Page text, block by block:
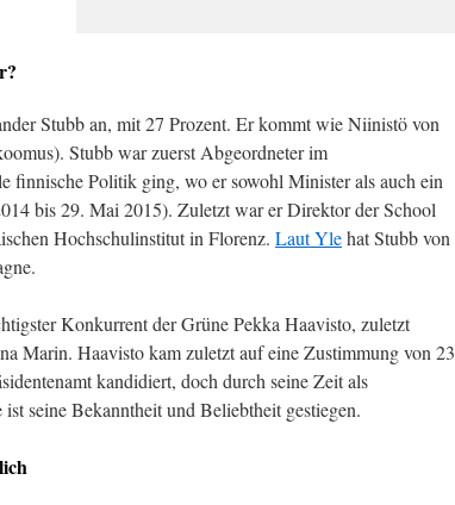
Stubb an, mit 27 Prozent. Er kommt wie Niinistö von
Stubb war zuerst Abgeordneter im
finnische Politik ging, wo er sowohl Minister als auch ein
bis 29. Mai 2015). Zuletzt war er Direktor der School
Hochschulinstitut in Florenz. Laut Ylehat Stubb von
Konkurrent der Grüne Pekka Haavisto, zuletzt
Marin. Haavisto kam zuletzt auf eine Zustimmung von 23
kandidiert, doch durch seine Zeit als
seine Bekanntheit und Beliebtheit gestiegen.